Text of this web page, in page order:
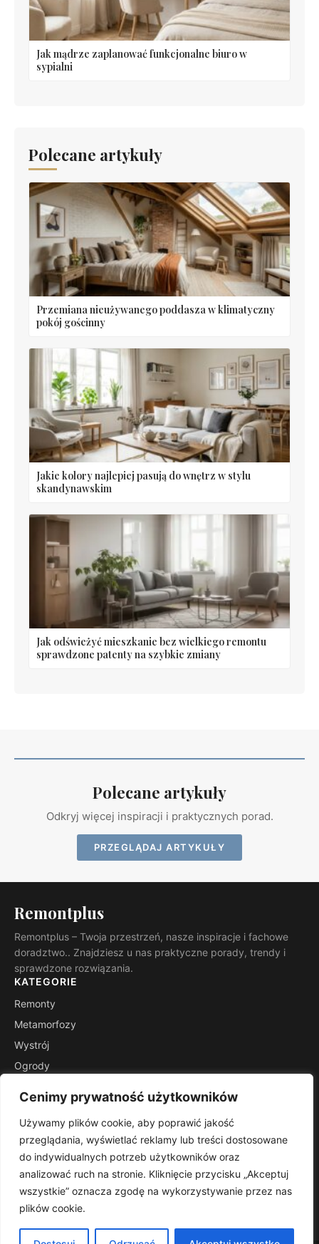
Cenimy prywatność użytkowników
Używamy plików cookie, aby poprawić jakość
przeglądania, wyświetlać reklamy lub treści dostosowane
do indywidualnych potrzeb użytkowników oraz
analizować ruch na stronie. Kliknięcie przycisku „Akceptuj
wszystkie” oznacza zgodę na wykorzystywanie przez nas
plików cookie.
Jak mądrze zaplanować funkcjonalne biuro w
sypialni
Polecane artykuły
Przemiana nieużywanego poddasza w klimatyczny
pokój gościnny
Jakie kolory najlepiej pasują do wnętrz w stylu
skandynawskim
Jak odświeżyć mieszkanie bez wielkiego remontu
sprawdzone patenty na szybkie zmiany
Polecane artykuły
Odkryj więcej inspiracji i praktycznych porad.
PRZEGLĄDAJ ARTYKUŁY
Remontplus
Remontplus – Twoja przestrzeń, nasze inspiracje i fachowe
doradztwo.. Znajdziesz u nas praktyczne porady, trendy i
sprawdzone rozwiązania.
KATEGORIE
Remonty
Metamorfozy
Wystrój
Ogrody
INFORMACJE
Kontakt
Mapa witryny
Polityka prywatności
RSS